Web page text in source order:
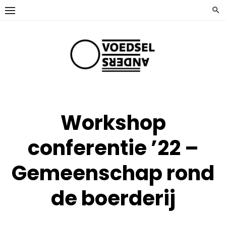
Ga
naar
Workshop
conferentie ’22 –
Gemeenschap rond
de boerderij